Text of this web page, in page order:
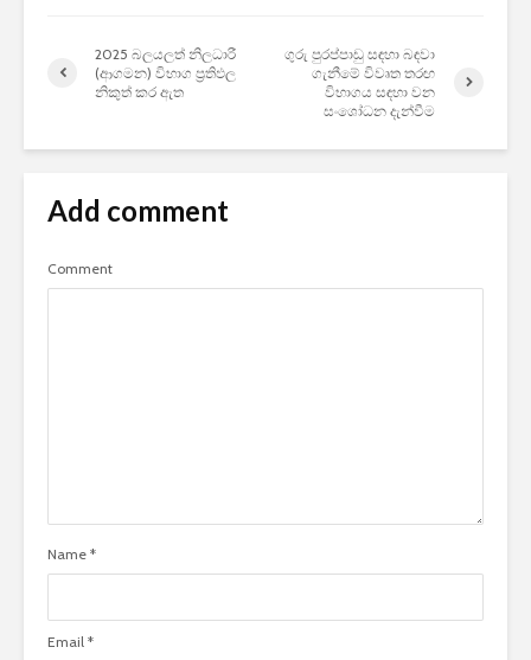
2025 බලයලත් නිලධාරී
(ආගමන) විභාග ප්‍රතිඵල
නිකුත් කර ඇත
ගුරු පුරප්පාඩු සඳහා බඳවා
ගැනීමේ විවෘත තරඟ
විභාගය සඳහා වන
සංශෝධන දැන්වීම
Add comment
Comment
Name *
Email *